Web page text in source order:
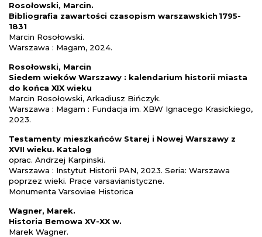
Rosołowski, Marcin.
Bibliografia zawartości czasopism warszawskich 1795-
1831
Marcin Rosołowski.
Warszawa : Magam, 2024.
Rosołowski, Marcin
Siedem wieków Warszawy : kalendarium historii miasta
do końca XIX wieku
Marcin Rosołowski, Arkadiusz Bińczyk.
Warszawa : Magam : Fundacja im. XBW Ignacego Krasickiego,
2023.
Testamenty mieszkańców Starej i Nowej Warszawy z
XVII wieku. Katalog
oprac. Andrzej Karpinski.
Warszawa : Instytut Historii PAN, 2023. Seria: Warszawa
poprzez wieki. Prace varsavianistyczne.
Monumenta Varsoviae Historica
Wagner, Marek.
Historia Bemowa XV-XX w.
Marek Wagner.